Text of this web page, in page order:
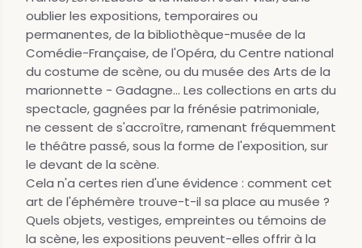
oublier les expositions, temporaires ou
permanentes, de la bibliothèque-musée de la
Comédie-Française, de l'Opéra, du Centre national
du costume de scène, ou du musée des Arts de la
marionnette - Gadagne... Les collections en arts du
spectacle, gagnées par la frénésie patrimoniale,
ne cessent de s'accroître, ramenant fréquemment
le théâtre passé, sous la forme de l'exposition, sur
le devant de la scène.
Cela n'a certes rien d'une évidence : comment cet
art de l'éphémère trouve-t-il sa place au musée ?
Quels objets, vestiges, empreintes ou témoins de
la scène, les expositions peuvent-elles offrir à la